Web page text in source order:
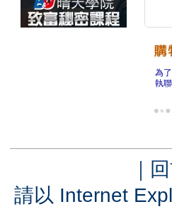
為
執
｜
請以 Internet